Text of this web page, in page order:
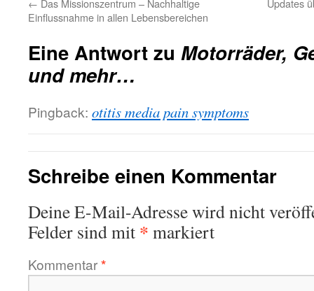
← Das Missionszentrum – Nachhaltige
Einflussnahme in allen Lebensbereichen
Updates
Eine Antwort zu Motorräder,
und mehr…
Pingback: otitis media pain symptoms
Schreibe einen Kommentar
Deine E-Mail-Adresse wird nicht
Felder sind mit * markiert
Kommentar*